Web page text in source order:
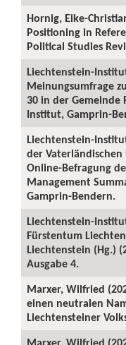
Hornig, Eike-
Positioning in
Political Studies
Liechtenstein-
Meinungsumfrage
30 in der Gemeinde
Institut, Gamprin-
Liechtenstein-
der Vaterländischen
Online-Befragung
Management
Gamprin-Bendern.
Liechtenstein-
Fürstentum
Liechtenstein (Hg.)
Ausgabe 4.
Marxer, Wilfried
einen neutralen
Liechtensteiner